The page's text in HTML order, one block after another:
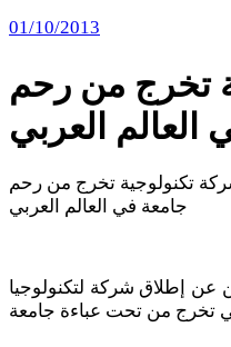
01/10/2013
تخرج من رحم
العالم العربي
تكنولوجية تخرج من رحم
جامعة في العالم العربي
عن إطلاق شركة لتكنولوجيا
تخرج من تحت عباءة جامعة